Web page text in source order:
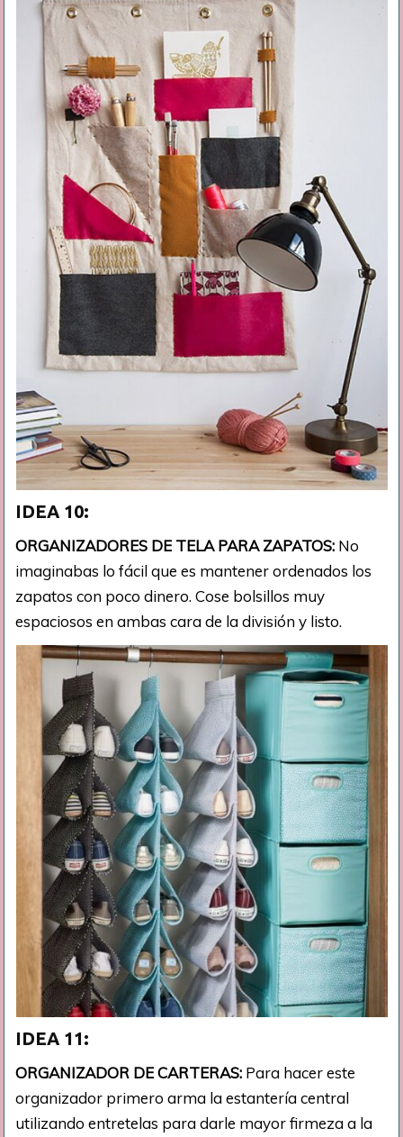
IDEA 10:
ORGANIZADORES DE TELA PARA ZAPATOS: No
imaginabas lo fácil que es mantener ordenados los
zapatos con poco dinero. Cose bolsillos muy
espaciosos en ambas cara de la división y listo.
IDEA 11:
ORGANIZADOR DE CARTERAS: Para hacer este
organizador primero arma la estantería central
utilizando entretelas para darle mayor firmeza a la